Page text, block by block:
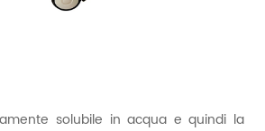
solubile in acqua e quindi la